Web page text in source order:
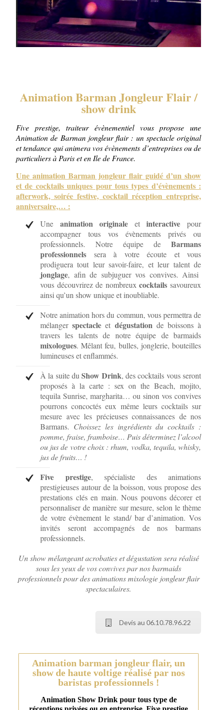
Animation Barman Jongleur Flair /
show drink
Five prestige, traiteur évènementiel vous propose une
Animation de Barman jongleur flair : un spectacle original
et tendance qui animera vos évènements d’entreprises ou de
particuliers à Paris et en Ile de France.
Une animation Barman jongleur flair guidé d’un show
et de cocktails uniques pour tous types d’évènements :
afterwork, soirée festive, cocktail réception entreprise,
anniversaire,… :
Une animation originale etinteractive pour
accompagner tous vos évènements privés ou
professionnels. Notre équipe de Barmans
professionnels sera à votre écoute et vous
prodiguera tout leur savoir-faire, et leur talent de
jonglage, afin de subjuguer vos convives. Ainsi
vous découvrirez de nombreuxcocktails savoureux
ainsi qu’un show unique et inoubliable.
Notre animation hors du commun, vous permettra de
mélangerspectacle et dégustationde boissons à
travers les talents de notre équipe de barmaids
mixologues. Mêlant feu, bulles, jonglerie, bouteilles
lumineuses et enflammés.
À la suite duShow Drink, des cocktails vous seront
proposés à la carte : sex on the Beach, mojito,
tequila Sunrise, margharita… ou sinon vos convives
pourrons concoctés eux même leurs cocktails sur
mesure avec les précieuses connaissances de nos
Barmans. Choissez les ingrédients du cocktails :
pomme, fraise, framboise… Puis déterminez l’alcool
ou jus de votre choix : rhum, vodka, tequila, whisky,
jus de fruits… !
Five prestige, spécialiste des animations
prestigieuses autour de la boisson, vous propose des
prestations clés en main. Nous pouvons décorer et
personnaliser de manière sur mesure, selon le thème
de votre évènement le stand/ bar d’animation. Vos
invités seront accompagnés de nos barmans
professionnels.
Un show mélangeant acrobaties et dégustation sera réalisé
sous les yeux de vos convives par nos barmaids
professionnels pour des animations mixologie jongleur flair
spectaculaires.
Devis au 06.10.78.96.22
Animation barman jongleur flair, un
show de haute voltige réalisé par nos
baristas professionnels !
Animation Show Drink pour tous type de